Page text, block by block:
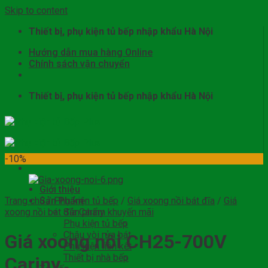
Skip to content
Thiết bị, phụ kiện tủ bếp nhập khẩu Hà Nội
Hướng dẫn mua hàng Online
Chính sách vận chuyển
Thiết bị, phụ kiện tủ bếp nhập khẩu Hà Nội
Giới thiệu
Sản Phẩm
Sản phẩm khuyến mãi
Phụ kiện tủ bếp
Chậu vòi rửa bát
Phụ kiện liên kết
Thiết bị nhà bếp
-10%
Trang chủ / Phụ kiện tủ bếp / Giá xoong nồi bát đĩa / Giá
xoong nồi bát đĩa Cariny
Giá xoong nồi CH25-700V